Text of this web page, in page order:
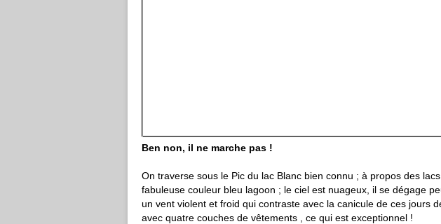
Ben non, il ne marche pas !
On traverse sous le Pic du lac Blanc bien connu ; à propos des
fabuleuse couleur bleu lagoon ; le ciel est nuageux, il se dégage
un vent violent et froid qui contraste avec la canicule de ces jours
avec quatre couches de vêtements , ce qui est exceptionnel !